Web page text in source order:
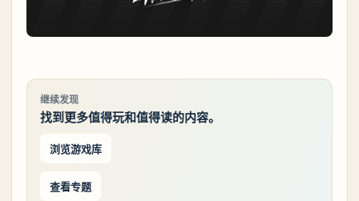
继续发现
找到更多值得玩和值得读的内容。
浏览游戏库
查看专题